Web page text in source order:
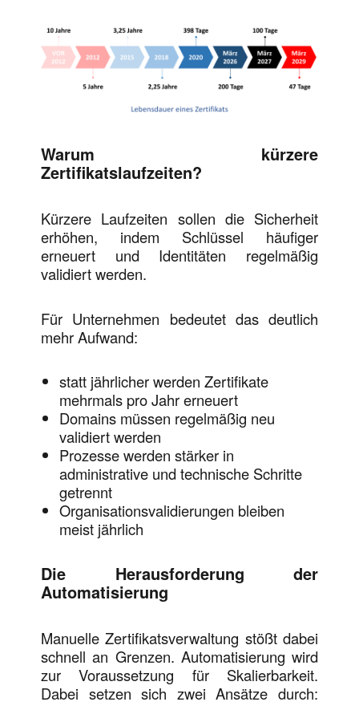
Warum kürzere
Zertifikatslaufzeiten?
Kürzere Laufzeiten sollen die Sicherheit
erhöhen, indem Schlüssel häufiger
erneuert und Identitäten regelmäßig
validiert werden.
Für Unternehmen bedeutet das deutlich
mehr Aufwand:
statt jährlicher werden Zertifikate
mehrmals pro Jahr erneuert
Domains müssen regelmäßig neu
validiert werden
Prozesse werden stärker in
administrative und technische Schritte
getrennt
Organisationsvalidierungen bleiben
meist jährlich
Die Herausforderung der
Automatisierung
Manuelle Zertifikatsverwaltung stößt dabei
schnell an Grenzen. Automatisierung wird
zur Voraussetzung für Skalierbarkeit.
Dabei setzen sich zwei Ansätze durch: